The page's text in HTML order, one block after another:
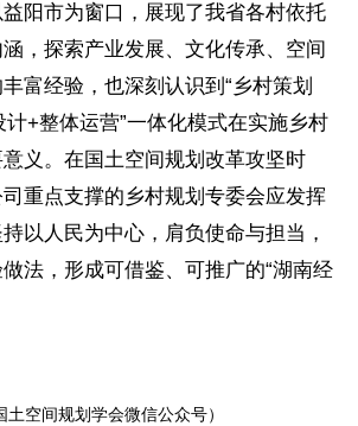
阳市为窗口，展现了我省各村依托
，探索产业发展、文化传承、空间
富经验，也深刻认识到“乡村策划
+整体运营”一体化模式在实施乡村
义。在国土空间规划改革攻坚时
重点支撑的乡村规划专委会应发挥
以人民为中心，肩负使命与担当，
法，形成可借鉴、可推广的“湖南经
土空间规划学会微信公众号）